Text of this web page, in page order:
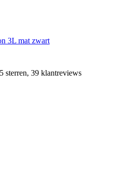
3L mat zwart
sterren, 39 klantreviews